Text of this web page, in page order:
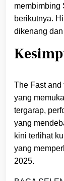
membimbing
berikutnya.
dikenang
The Fast and
yang
tergarap,
yang
kini terlihat
yang
2025.